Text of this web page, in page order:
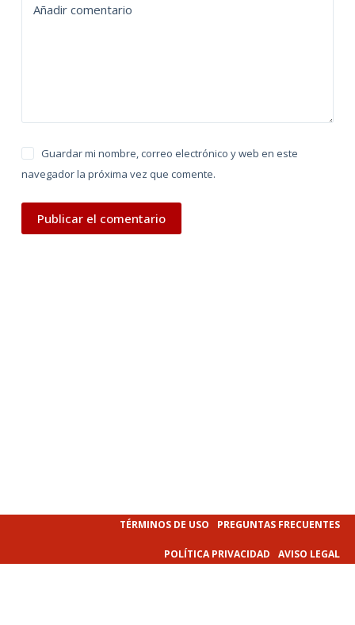
Añadir comentario
Guardar mi nombre, correo electrónico y web en este
navegador la próxima vez que comente.
Publicar el comentario
TÉRMINOS DE USO PREGUNTAS FRECUENTES
POLÍTICA PRIVACIDAD AVISO LEGAL